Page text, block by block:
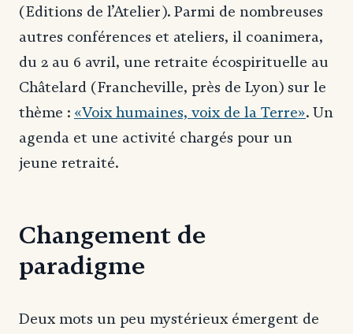
(Editions de l’Atelier). Parmi de nombreuses
autres conférences et ateliers, il coanimera,
du 2 au 6 avril, une retraite écospirituelle au
Châtelard (Francheville, près de Lyon) sur le
thème : «Voix humaines, voix de la Terre». Un
agenda et une activité chargés pour un
jeune retraité.
Changement de
paradigme
Deux mots un peu mystérieux émergent de